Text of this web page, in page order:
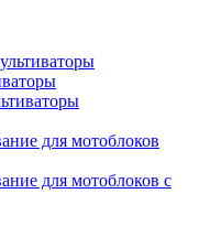
для мотоблоков
для мотоблоков с